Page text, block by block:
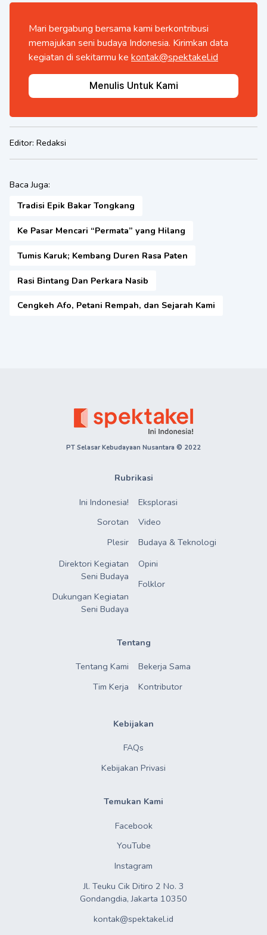
Mari bergabung bersama kami berkontribusi
memajukan seni budaya Indonesia. Kirimkan data
kegiatan di sekitarmu ke kontak@spektakel.id
Menulis Untuk Kami
Editor: Redaksi
Baca Juga:
Tradisi Epik Bakar Tongkang
Ke Pasar Mencari “Permata” yang Hilang
Tumis Karuk; Kembang Duren Rasa Paten
Rasi Bintang Dan Perkara Nasib
Cengkeh Afo, Petani Rempah, dan Sejarah Kami
PT Selasar Kebudayaan Nusantara © 2022
Rubrikasi
Ini Indonesia!
Sorotan
Plesir
Direktori Kegiatan
Seni Budaya
Dukungan Kegiatan
Seni Budaya
Eksplorasi
Video
Budaya & Teknologi
Opini
Folklor
Tentang
Tentang Kami
Tim Kerja
Bekerja Sama
Kontributor
Kebijakan
FAQs
Kebijakan Privasi
Temukan Kami
Facebook
YouTube
Instagram
Jl. Teuku Cik Ditiro 2 No. 3
Gondangdia, Jakarta 10350
kontak@spektakel.id